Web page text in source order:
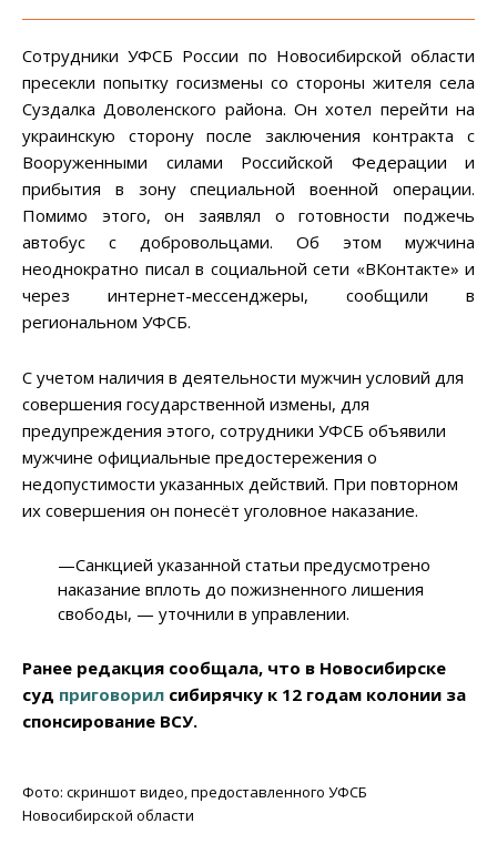
Сотрудники УФСБ России по Новосибирской области
пресекли попытку госизмены со стороны жителя села
Суздалка Доволенского района. Он хотел перейти на
украинскую сторону после заключения контракта с
Вооруженными силами Российской Федерации и
прибытия в зону специальной военной операции.
Помимо этого, он заявлял о готовности поджечь
автобус с добровольцами. Об этом мужчина
неоднократно писал в социальной сети «ВКонтакте» и
через интернет-мессенджеры, сообщили в
региональном УФСБ.
С учетом наличия в деятельности мужчин условий для
совершения государственной измены, для
предупреждения этого, сотрудники УФСБ объявили
мужчине официальные предостережения о
недопустимости указанных действий. При повторном
их совершения он понесёт уголовное наказание.
—Санкцией указанной статьи предусмотрено
наказание вплоть до пожизненного лишения
свободы, — уточнили в управлении.
Ранее редакция сообщала, что в Новосибирске
суд приговорил сибирячку к 12 годам колонии за
спонсирование ВСУ.
Фото: скриншот видео, предоставленного УФСБ
Новосибирской области